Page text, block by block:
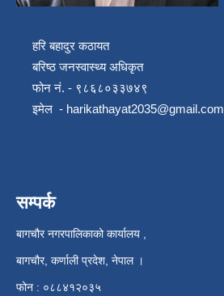
हरि बहादुर कठायत
बरिष्ठ जनस्वास्थ्य अधिकृत
फोन नं. - ९८६८०३३७४९
इमेल - harikathayat2035@gmail.com
सम्पर्क
बागचौर नगरपालिकाको कार्यालय ,
बागचौर, कर्णाली प्रदेश, नेपाल ।
फोन : ०८८४१२०३५